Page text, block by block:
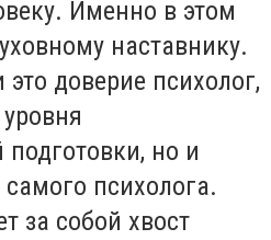
Именно в этом
наставнику.
доверие психолог,
но и
психолога.
за собой хвост